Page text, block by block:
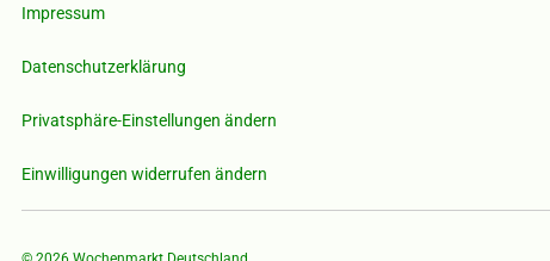
Impressum
Datenschutzerklärung
Privatsphäre-Einstellungen ändern
Einwilligungen widerrufen ändern